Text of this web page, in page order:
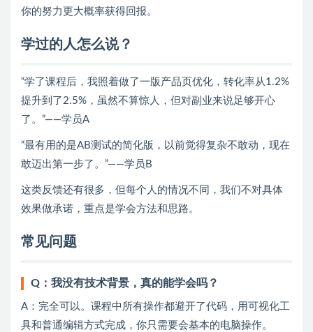
你的努力更大概率获得回报。
学过的人怎么说？
“学了课程后，我照着做了一版产品页优化，转化率从1.2%
提升到了2.5%，虽然不算惊人，但对副业来说足够开心
了。”——学员A
“最有用的是AB测试的简化版，以前觉得复杂不敢动，现在
敢迈出第一步了。”——学员B
这类反馈还有很多，但每个人的情况不同，我们不对具体
效果做承诺，重点是学会方法和思路。
常见问题
Q：我没有技术背景，真的能学会吗？
A：完全可以。课程中所有操作都避开了代码，用可视化工
具和普通编辑方式完成，你只需要会基本的电脑操作。